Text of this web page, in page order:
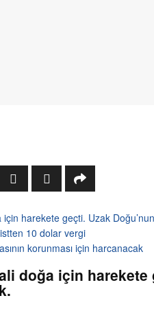
için harekete geçti. Uzak
10 dolar vergi
korunması için harcanacak
doğa için